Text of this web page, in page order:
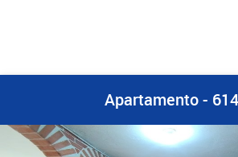
Apartamento -